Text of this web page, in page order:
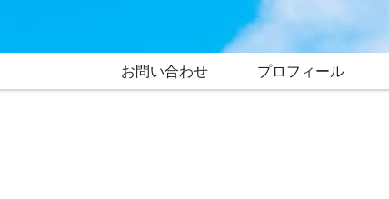
お問い合わせ プロフィール